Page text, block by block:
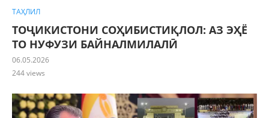
ТАҲЛИЛ
ТОҶИКИСТОНИ СОҲИБИСТИҚЛОЛ: АЗ ЭҲЁ
ТО НУФУЗИ БАЙНАЛМИЛАЛӢ
06.05.2026
244views